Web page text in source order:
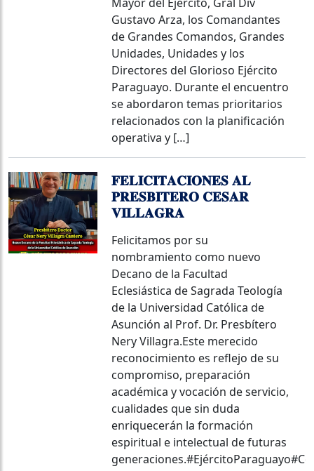
Gustavo Arza, los Comandantes
de Grandes Comandos, Grandes
Unidades, Unidades y los
Directores del Glorioso Ejército
Paraguayo. Durante el encuentro
se abordaron temas prioritarios
relacionados con la planificación
operativa y […]
𝐅𝐄𝐋𝐈𝐂𝐈𝐓𝐀𝐂𝐈𝐎𝐍𝐄𝐒 𝐀𝐋
𝐏𝐑𝐄𝐒𝐁𝐈𝐓𝐄𝐑𝐎 𝐂𝐄𝐒𝐀𝐑
𝐕𝐈𝐋𝐋𝐀𝐆𝐑𝐀
Felicitamos por su
nombramiento como nuevo
Decano de la Facultad
Eclesiástica de Sagrada Teología
de la Universidad Católica de
Asunción al Prof. Dr. Presbítero
Nery Villagra.Este merecido
reconocimiento es reflejo de su
compromiso, preparación
académica y vocación de servicio,
cualidades que sin duda
enriquecerán la formación
espiritual e intelectual de futuras